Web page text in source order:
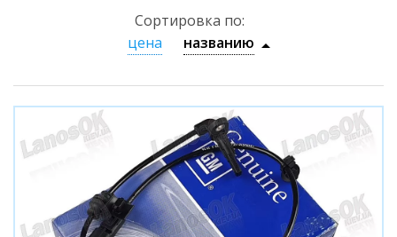
Сортировка по:
цена
названию